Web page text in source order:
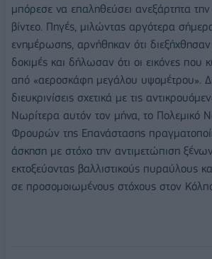
μπόρεσε να επαληθεύσει ανεξάρτητα
βίντεο. Πηγές, μιλώντας αργότερα
ενημέρωσης, αρνήθηκαν ότι
δοκιμές και δήλωσαν ότι οι εικόνες που
από «αεροσκάφη μεγάλου υψομέτρου».
διευκρινίσεις σχετικά με τις
Νωρίτερα αυτόν τον μήνα, το Πολεμικό
Φρουρών της Επανάστασης
άσκηση με στόχο την αντιμετώπιση
εκτοξεύοντας βαλλιστικούς πυραύλους
σε προσομοιωμένους στόχους στον